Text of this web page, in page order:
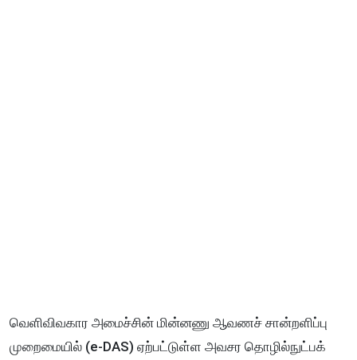
வெளிவிவகார அமைச்சின் மின்னணு ஆவணச் சான்றளிப்பு
முறைமையில் (e-DAS) ஏற்பட்டுள்ள அவசர தொழில்நுட்பக்